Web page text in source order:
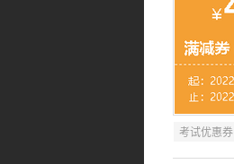
考试优惠券